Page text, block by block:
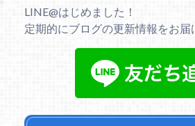
LINE@はじめました！
定期的にブログの更新情報をお届